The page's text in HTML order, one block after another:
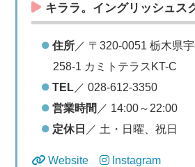
キララ。イングリッシュス
住所 ／ 〒320-0051 栃木県
258-1 カミトテラスKT-C
TEL ／ 028-612-3350
営業時間 ／ 14:00～22:00
定休日 ／ 土・日曜、祝日
Website Instagram